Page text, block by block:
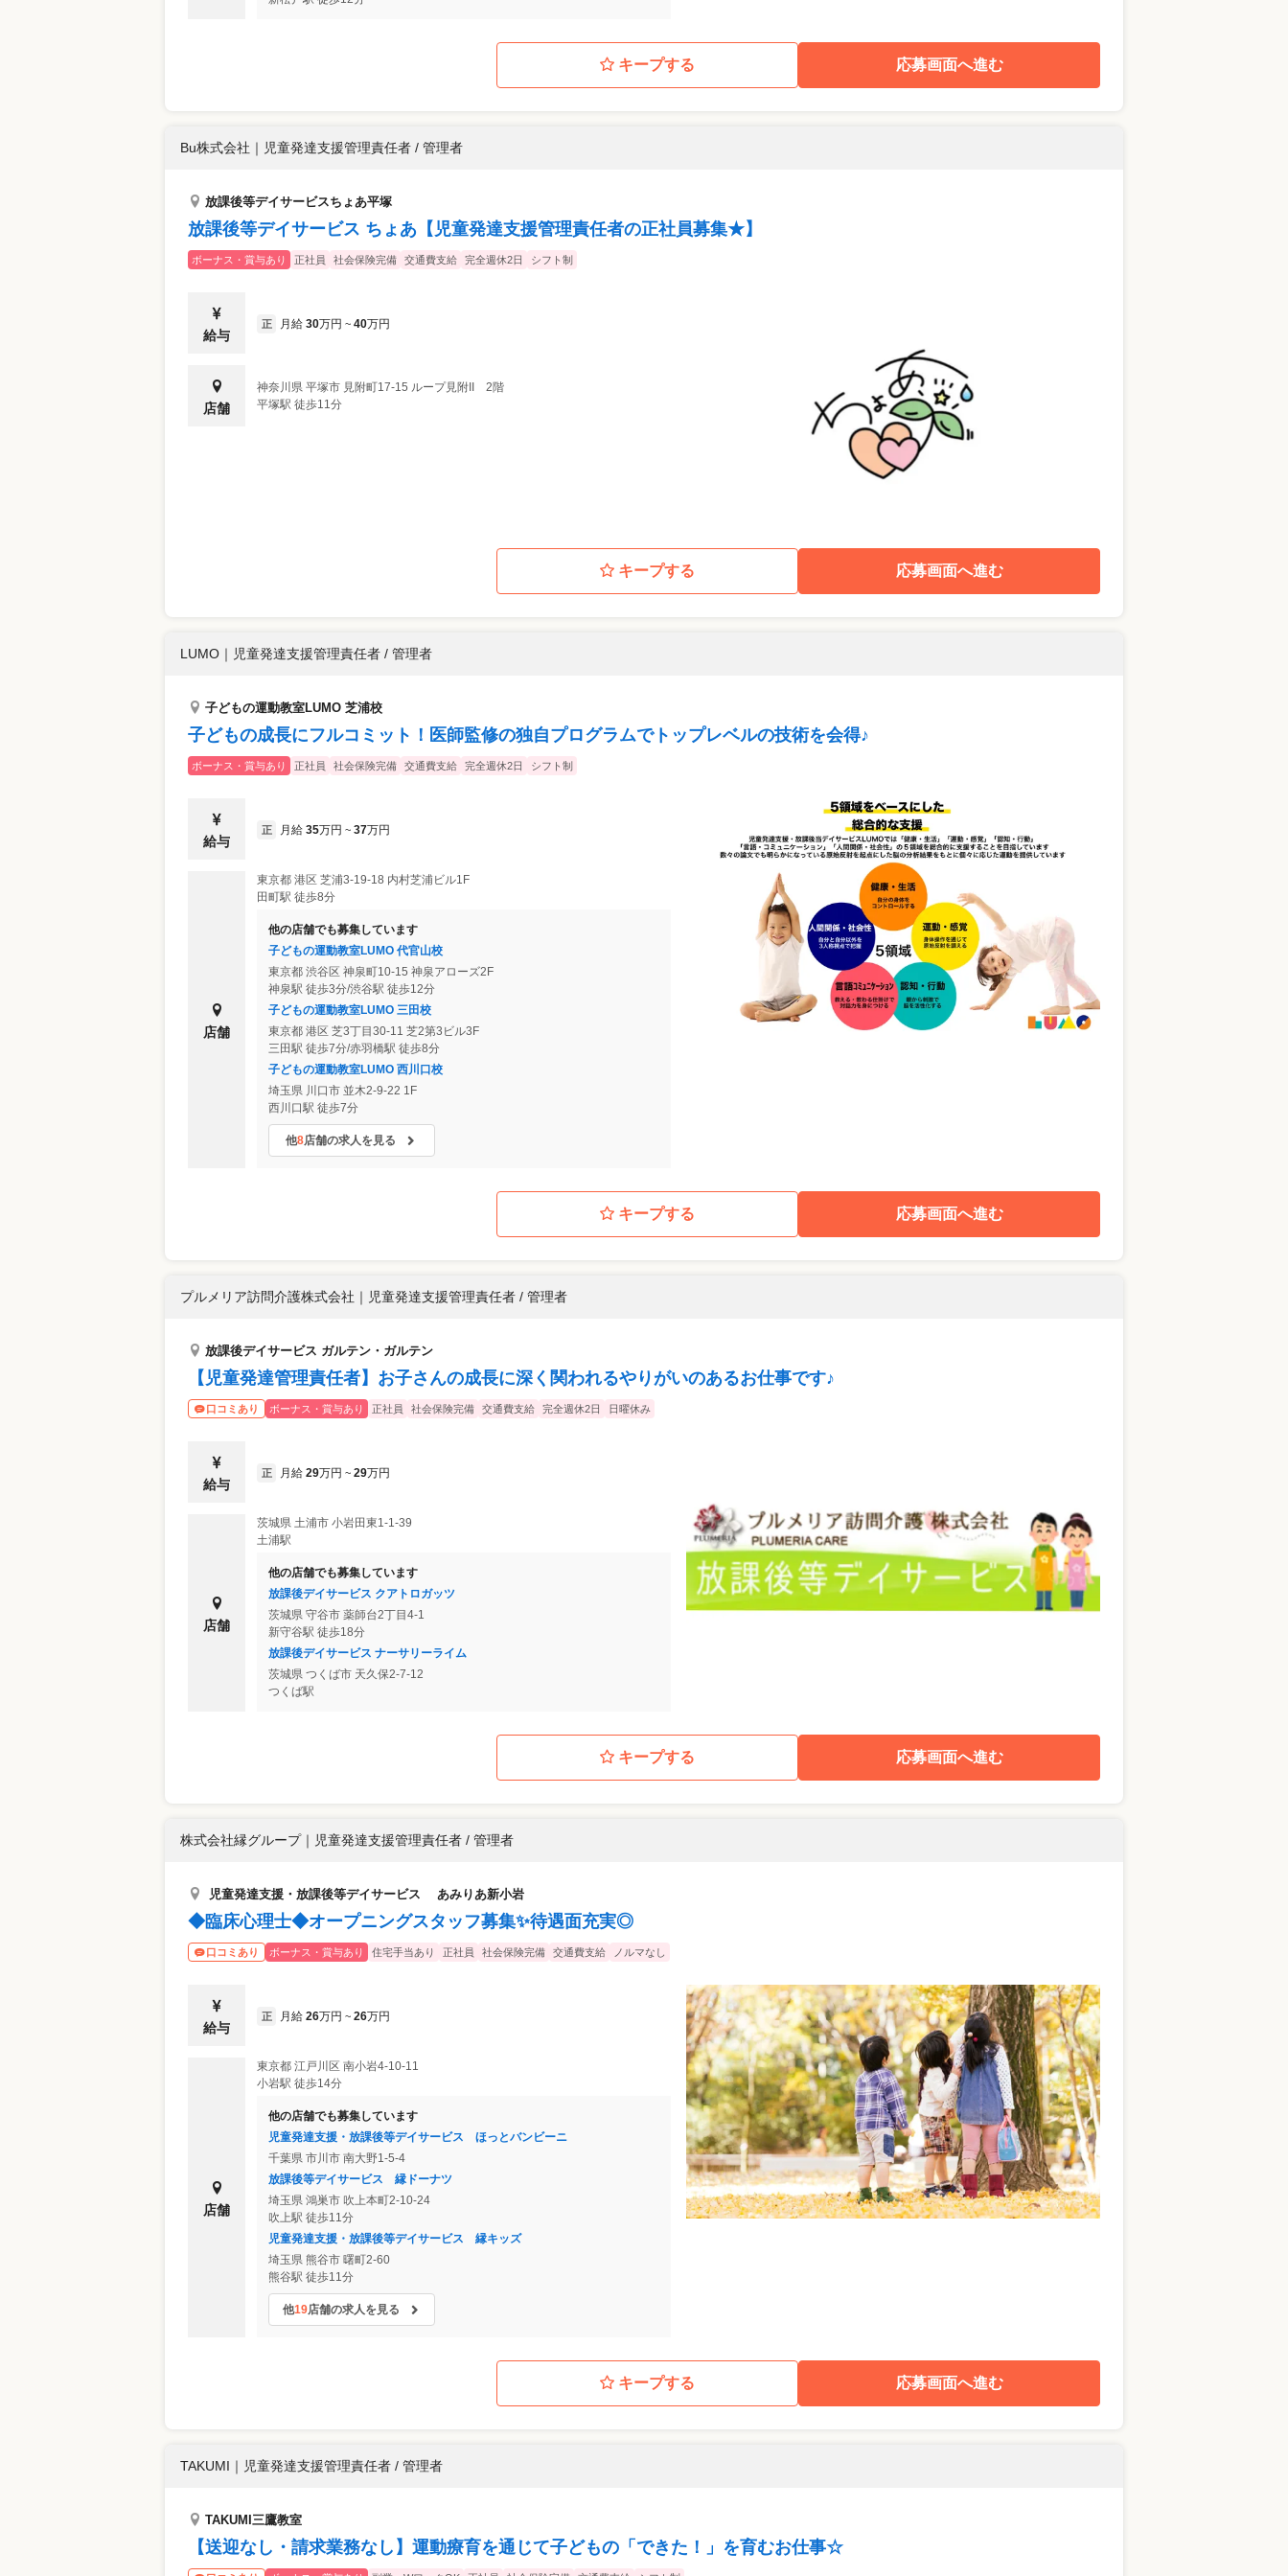
キープする 応募画面へ進む
Bu株式会社 ｜ 児童発達支援管理責任者 / 管理者
放課後等デイサービスちょあ平塚
放課後等デイサービス ちょあ【児童発達支援管理責任者の正社員募集★】
ボーナス・賞与あり 正社員 社会保険完備 交通費支給 完全週休2日 シフト制
給与
正 月給 30万円 ~ 40万円
店舗
神奈川県 平塚市 見附町17-15 ループ見附II 2階
平塚駅 徒歩11分
キープする 応募画面へ進む
LUMO ｜ 児童発達支援管理責任者 / 管理者
子どもの運動教室LUMO 芝浦校
子どもの成長にフルコミット！医師監修の独自プログラムでトップレベルの技術を会得♪
ボーナス・賞与あり 正社員 社会保険完備 交通費支給 完全週休2日 シフト制
給与
正 月給 35万円 ~ 37万円
店舗
東京都 港区 芝浦3-19-18 内村芝浦ビル1F
田町駅 徒歩8分
他の店舗でも募集しています
子どもの運動教室LUMO 代官山校
東京都 渋谷区 神泉町10-15 神泉アローズ2F
神泉駅 徒歩3分/渋谷駅 徒歩12分
子どもの運動教室LUMO 三田校
東京都 港区 芝3丁目30-11 芝2第3ビル3F
三田駅 徒歩7分/赤羽橋駅 徒歩8分
子どもの運動教室LUMO 西川口校
埼玉県 川口市 並木2-9-22 1F
西川口駅 徒歩7分
他8店舗の求人を見る
キープする 応募画面へ進む
プルメリア訪問介護株式会社 ｜ 児童発達支援管理責任者 / 管理者
放課後デイサービス ガルテン・ガルテン
【児童発達管理責任者】お子さんの成長に深く関われるやりがいのあるお仕事です♪
口コミあり ボーナス・賞与あり 正社員 社会保険完備 交通費支給 完全週休2日 日曜休み
給与
正 月給 29万円 ~ 29万円
店舗
茨城県 土浦市 小岩田東1-1-39
土浦駅
他の店舗でも募集しています
放課後デイサービス クアトロガッツ
茨城県 守谷市 薬師台2丁目4-1
新守谷駅 徒歩18分
放課後デイサービス ナーサリーライム
茨城県 つくば市 天久保2-7-12
つくば駅
キープする 応募画面へ進む
株式会社縁グループ｜ 児童発達支援管理責任者 / 管理者
児童発達支援・放課後等デイサービス あみりあ新小岩
◆臨床心理士◆オープニングスタッフ募集✨待遇面充実◎
口コミあり ボーナス・賞与あり 住宅手当あり 正社員 社会保険完備 交通費支給 ノルマなし
給与
正 月給 26万円 ~ 26万円
店舗
東京都 江戸川区 南小岩4-10-11
小岩駅 徒歩14分
他の店舗でも募集しています
児童発達支援・放課後等デイサービス ほっとバンビーニ
千葉県 市川市 南大野1-5-4
放課後等デイサービス 縁ドーナツ
埼玉県 鴻巣市 吹上本町2-10-24
吹上駅 徒歩11分
児童発達支援・放課後等デイサービス 縁キッズ
埼玉県 熊谷市 曙町2-60
熊谷駅 徒歩11分
他19店舗の求人を見る
キープする 応募画面へ進む
TAKUMI ｜ 児童発達支援管理責任者 / 管理者
TAKUMI三鷹教室
【送迎なし・請求業務なし】運動療育を通じて⼦どもの「できた！」を育むお仕事☆